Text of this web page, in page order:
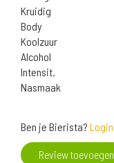
Kruidig
Body
Koolzuur
Alcohol
Intensit.
Nasmaak
Ben je Bierista? Login
Review toevoegen